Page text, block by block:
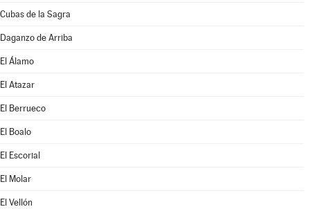
Cubas de la Sagra
Daganzo de Arriba
El Álamo
El Atazar
El Berrueco
El Boalo
El Escorial
El Molar
El Vellón